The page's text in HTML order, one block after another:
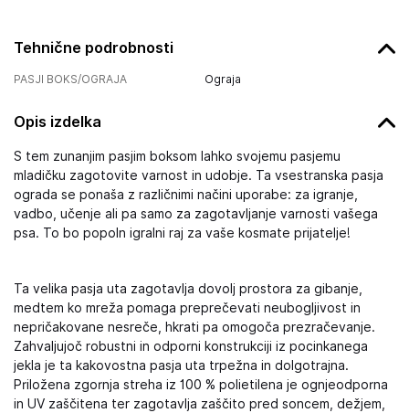
Tehnične podrobnosti
PASJI BOKS/OGRAJA Ograja
Opis izdelka
S tem zunanjim pasjim boksom lahko svojemu pasjemu
mladičku zagotovite varnost in udobje. Ta vsestranska pasja
ograda se ponaša z različnimi načini uporabe: za igranje,
vadbo, učenje ali pa samo za zagotavljanje varnosti vašega
psa. To bo popoln igralni raj za vaše kosmate prijatelje!
Ta velika pasja uta zagotavlja dovolj prostora za gibanje,
medtem ko mreža pomaga preprečevati neubogljivost in
nepričakovane nesreče, hkrati pa omogoča prezračevanje.
Zahvaljujoč robustni in odporni konstrukciji iz pocinkanega
jekla je ta kakovostna pasja uta trpežna in dolgotrajna.
Priložena zgornja streha iz 100 % polietilena je ognjeodporna
in UV zaščitena ter zagotavlja zaščito pred soncem, dežjem,